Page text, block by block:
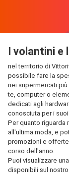
I volantini
nel territorio di
possibile fare la
nei supermercati
te, computer o
dedicati agli
conosciuta per i
Per quanto riguarda
all'ultima moda, e
promozioni e offerte
corso dell'anno.
Puoi visualizzare
disponibili sul